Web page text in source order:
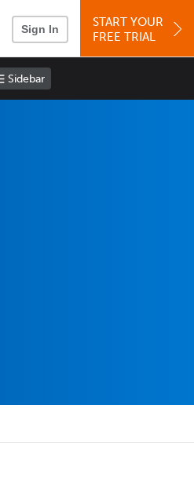
Sign In
START YOUR
FREE TRIAL
Sidebar